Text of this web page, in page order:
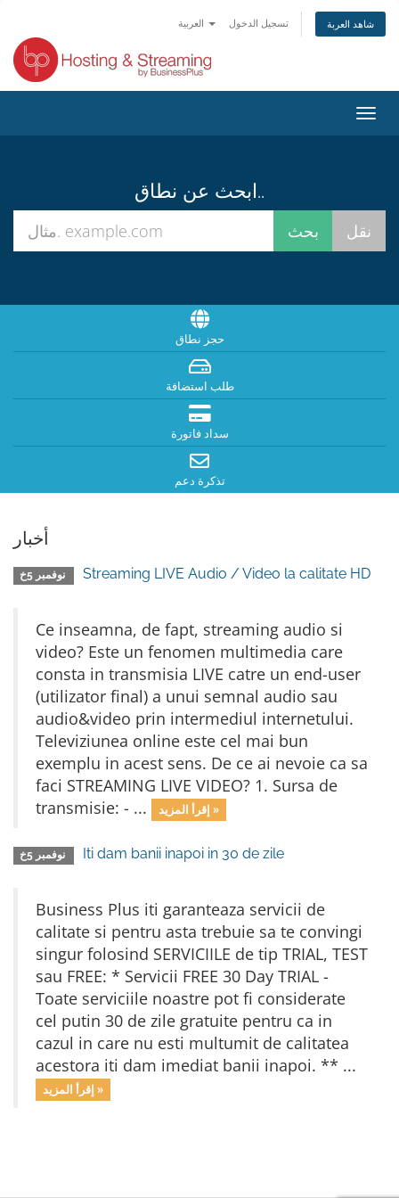
تسجيل الدخول شاهد العربة
تبديل
التنقل
ابحث عن نطاق..
حجز نطاق
طلب استضافة
سداد فاتورة
تذكرة دعم
أخبار
Streaming LIVE Audio / Video la calitate HD
Ce inseamna, de fapt, streaming audio si
video? Este un fenomen multimedia care
consta in transmisia LIVE catre un end-user
(utilizator final) a unui semnal audio sau
audio&video prin intermediul internetului.
Televiziunea online este cel mai bun
exemplu in acest sens. De ce ai nevoie ca sa
faci STREAMING LIVE VIDEO? 1. Sursa de
transmisie: - ...
إقرأ المزيد »
Iti dam banii inapoi in 30 de zile
Business Plus iti garanteaza servicii de
calitate si pentru asta trebuie sa te convingi
singur folosind SERVICIILE de tip TRIAL, TEST
sau FREE: * Servicii FREE 30 Day TRIAL -
Toate serviciile noastre pot fi considerate
cel putin 30 de zile gratuite pentru ca in
cazul in care nu esti multumit de calitatea
acestora iti dam imediat banii inapoi. ** ...
إقرأ المزيد »